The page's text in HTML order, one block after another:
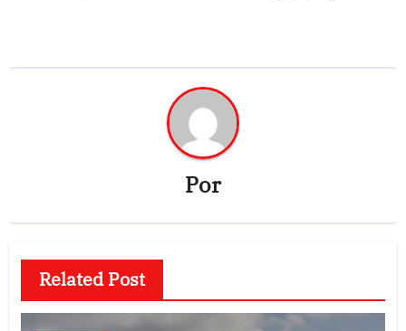
Por
Related Post